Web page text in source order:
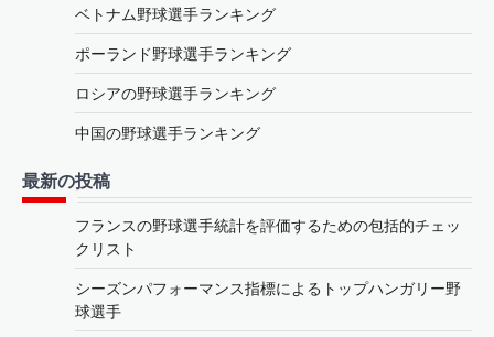
ベトナム野球選手ランキング
ポーランド野球選手ランキング
ロシアの野球選手ランキング
中国の野球選手ランキング
最新の投稿
フランスの野球選手統計を評価するための包括的チェッ
クリスト
シーズンパフォーマンス指標によるトップハンガリー野
球選手